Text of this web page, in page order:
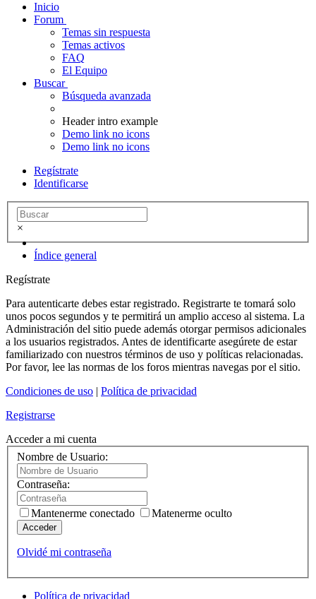
Inicio
Forum
Temas sin respuesta
Temas activos
FAQ
El Equipo
Buscar
Búsqueda avanzada
Header intro example
Demo link no icons
Demo link no icons
Regístrate
Identificarse
×
Índice general
Regístrate
Para autenticarte debes estar registrado. Registrarte te tomará solo
unos pocos segundos y te permitirá un amplio acceso al sistema. La
Administración del sitio puede además otorgar permisos adicionales
a los usuarios registrados. Antes de identificarte asegúrete de estar
familiarizado con nuestros términos de uso y políticas relacionadas.
Por favor, lee las normas de los foros mientras navegas por el sitio.
Condiciones de uso | Política de privacidad
Registrarse
Acceder a mi cuenta
Nombre de Usuario:
Contraseña:
Mantenerme conectado Matenerme oculto
Acceder
Olvidé mi contraseña
Política de privacidad